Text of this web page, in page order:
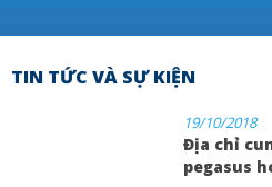
TIN TỨC VÀ SỰ KIỆN
19/10/2018
Địa chỉ
pegasus